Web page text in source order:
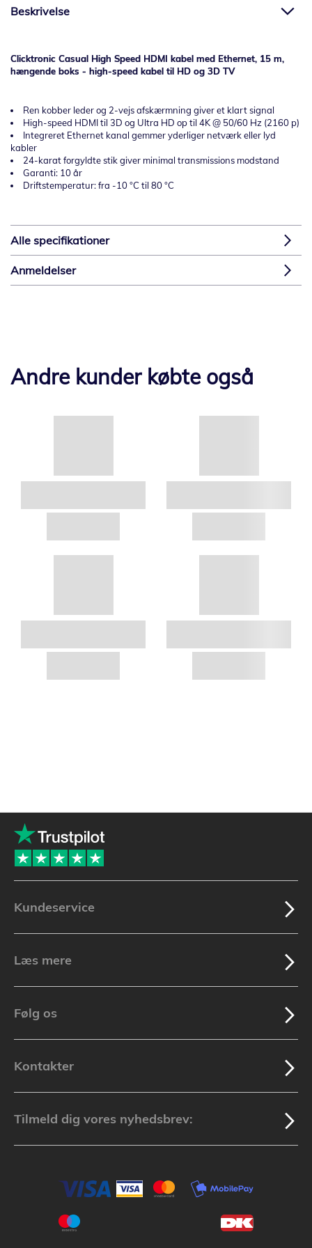
Beskrivelse
Clicktronic Casual High Speed HDMI kabel med Ethernet, 15 m,
hængende boks - high-speed kabel til HD og 3D TV
Ren kobber leder og 2-vejs afskærmning giver et klart signal
High-speed HDMI til 3D og Ultra HD op til 4K @ 50/60 Hz (2160 p)
Integreret Ethernet kanal gemmer yderliger netværk eller lyd
kabler
24-karat forgyldte stik giver minimal transmissions modstand
Garanti: 10 år
Driftstemperatur: fra -10 °C til 80 °C
Alle specifikationer
Anmeldelser
Andre kunder købte også
Kundeservice
Læs mere
Følg os
Kontakter
Tilmeld dig vores nyhedsbrev: